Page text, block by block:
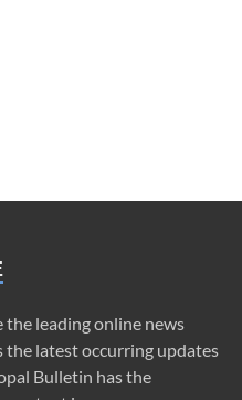
leading online news
latest occurring updates
Bulletin has the